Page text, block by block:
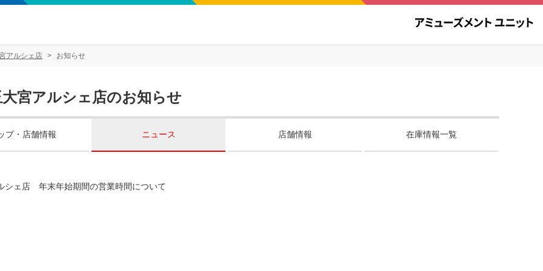
アルシェ店 お知らせ
宮アルシェ店のお知らせ
プ・店舗情報 ニュース 店舗情報 在庫情報一覧
シェ店 年末年始期間の営業時間について